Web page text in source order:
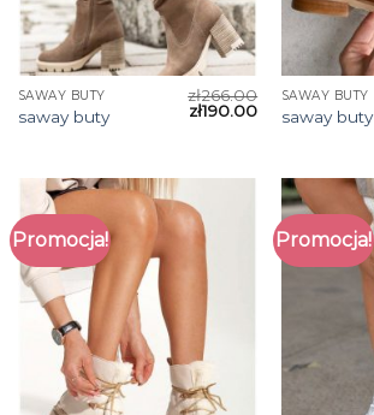
SAWAY BUTY
saway buty
zł266.00
zł190.00
SAWAY BUTY
saway buty
Promocja! Promocja!